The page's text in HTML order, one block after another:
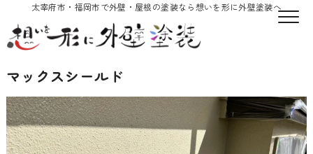
太宰府市・福岡市で外壁・屋根の塗装なら想いを形に外壁塗装へ
マックスシールド